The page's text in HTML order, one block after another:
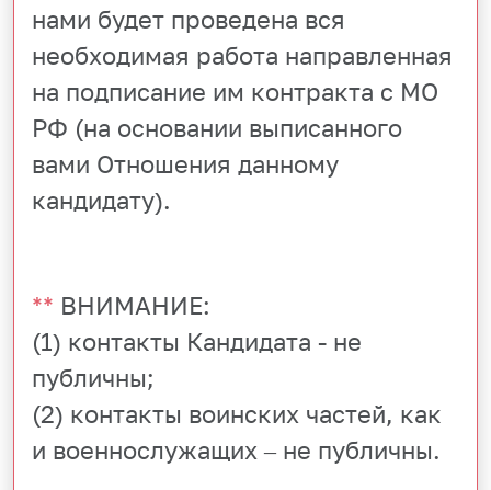
нами будет проведена вся
необходимая работа направленная
на подписание им контракта с МО
РФ (на основании выписанного
вами Отношения данному
кандидату).
** ВНИМАНИЕ:
(1) контакты Кандидата - не
публичны;
(2) контакты воинских частей, как
и военнослужащих – не публичны.